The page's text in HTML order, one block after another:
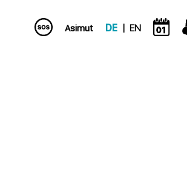
Asimut DE EN